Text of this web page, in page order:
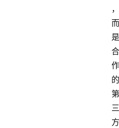
，
而
是
合
作
的
第
三
方